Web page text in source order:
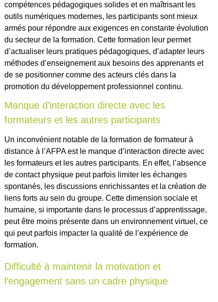
compétences pédagogiques solides et en maîtrisant les
outils numériques modernes, les participants sont mieux
armés pour répondre aux exigences en constante évolution
du secteur de la formation. Cette formation leur permet
d’actualiser leurs pratiques pédagogiques, d’adapter leurs
méthodes d’enseignement aux besoins des apprenants et
de se positionner comme des acteurs clés dans la
promotion du développement professionnel continu.
Manque d’interaction directe avec les
formateurs et les autres participants
Un inconvénient notable de la formation de formateur à
distance à l’AFPA est le manque d’interaction directe avec
les formateurs et les autres participants. En effet, l’absence
de contact physique peut parfois limiter les échanges
spontanés, les discussions enrichissantes et la création de
liens forts au sein du groupe. Cette dimension sociale et
humaine, si importante dans le processus d’apprentissage,
peut être moins présente dans un environnement virtuel, ce
qui peut parfois impacter la qualité de l’expérience de
formation.
Difficulté à maintenir la motivation et
l’engagement sans un cadre physique